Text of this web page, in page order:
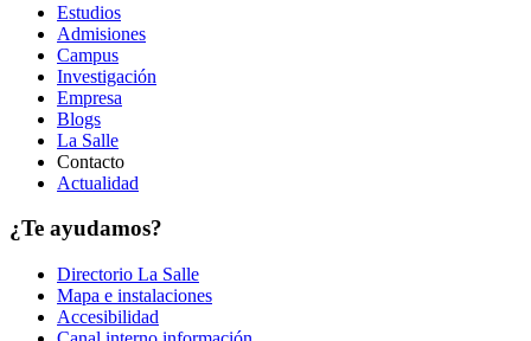
Estudios
Admisiones
Campus
Investigación
Empresa
Blogs
La Salle
Contacto
Actualidad
¿Te ayudamos?
Directorio La Salle
Mapa e instalaciones
Accesibilidad